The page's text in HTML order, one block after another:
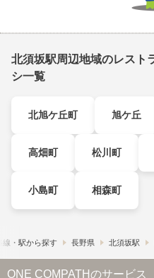
北須坂駅周辺地域のレスト
シ一覧
北旭ケ丘町 旭ケ丘
高畑町 松川町
小島町 相森町
線・駅から探す 長野県 北須坂駅
ONE COMPATHのサービス